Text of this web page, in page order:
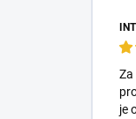
Za
je